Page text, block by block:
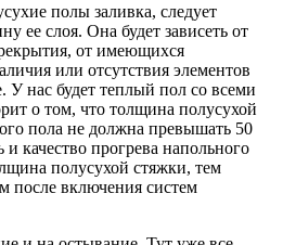
полы заливка, следует
ее слоя. Она будет зависеть от
от имеющихся
или отсутствия элементов
У нас будет теплый пол со всеми
о том, что толщина полусухой
пола не должна превышать 50
и качество прогрева напольного
полусухой стяжки, тем
после включения систем